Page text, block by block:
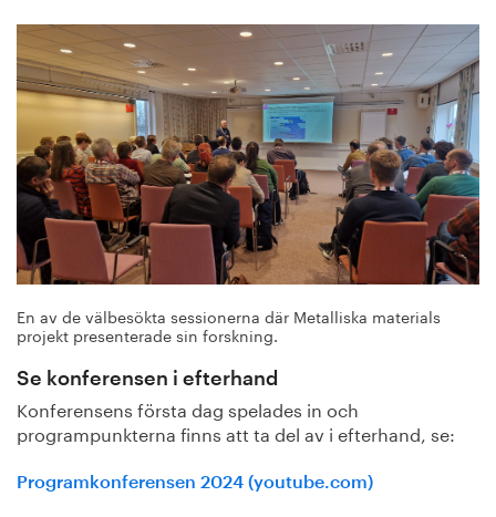
En av de välbesökta sessionerna där Metalliska materials
projekt presenterade sin forskning.
Se konferensen i efterhand
Konferensens första dag spelades in och
programpunkterna finns att ta del av i efterhand, se:
Programkonferensen 2024 (youtube.com)